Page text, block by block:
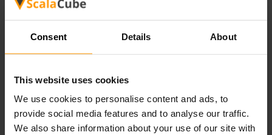
Consent Details About
This website uses cookies
We use cookies to personalise content and ads, to
provide social media features and to analyse our traffic.
We also share information about your use of our site with
Hospedagem de servidor
Valheim
Hospedagem de servidor